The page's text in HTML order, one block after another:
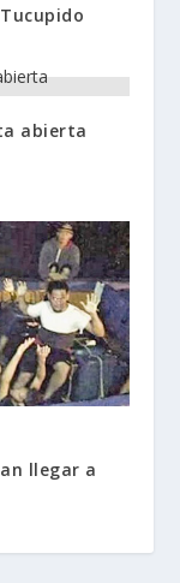
abierta
llegar a